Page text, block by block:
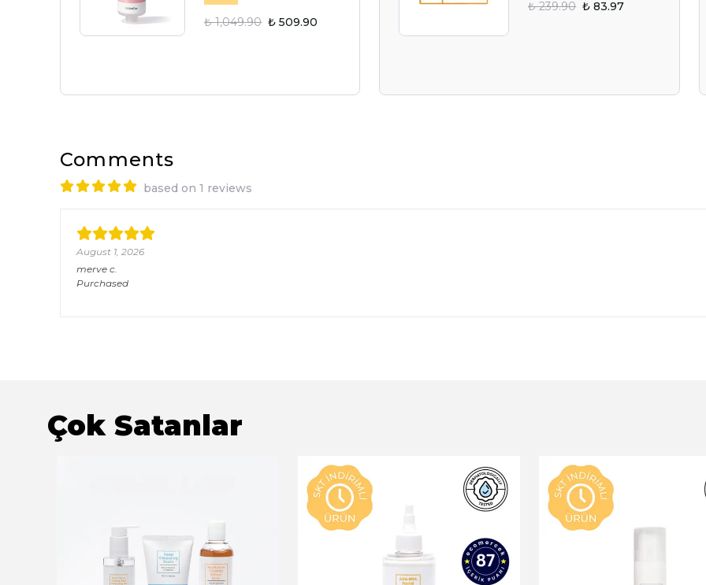
₺ 1,049.90 ₺ 509.90
₺ 239.90 ₺ 83.97
Comments
based on 1 reviews
August 1, 2026
merve c.
Purchased
Çok Satanlar